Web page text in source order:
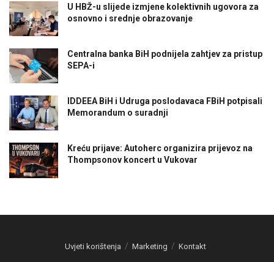
U HBŽ-u slijede izmjene kolektivnih ugovora za
osnovno i srednje obrazovanje
Centralna banka BiH podnijela zahtjev za pristup
SEPA-i
IDDEEA BiH i Udruga poslodavaca FBiH potpisali
Memorandum o suradnji
Kreću prijave: Autoherc organizira prijevoz na
Thompsonov koncert u Vukovar
Uvjeti korištenja Marketing Kontakt